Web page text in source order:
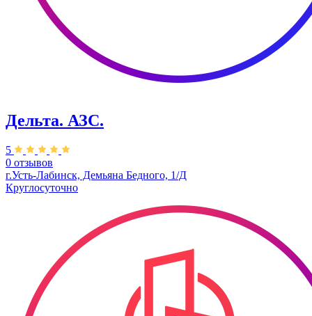
Дельта. АЗС.
5
0 отзывов
г.Усть-Лабинск, Демьяна Бедного, 1/Д
Круглосуточно